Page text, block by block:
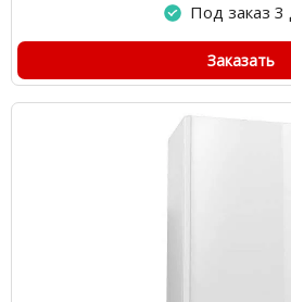
Под заказ 3
Заказать